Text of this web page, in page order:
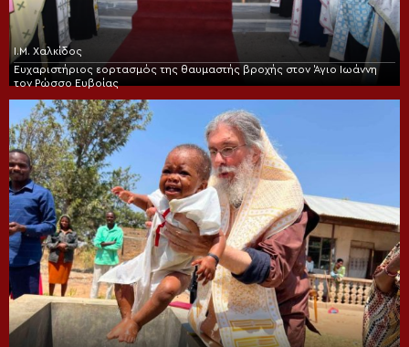
Ι.Μ. Χαλκίδος
Ευχαριστήριος εορτασμός της θαυμαστής βροχής στον Άγιο Ιωάννη
τον Ρώσσο Ευβοίας